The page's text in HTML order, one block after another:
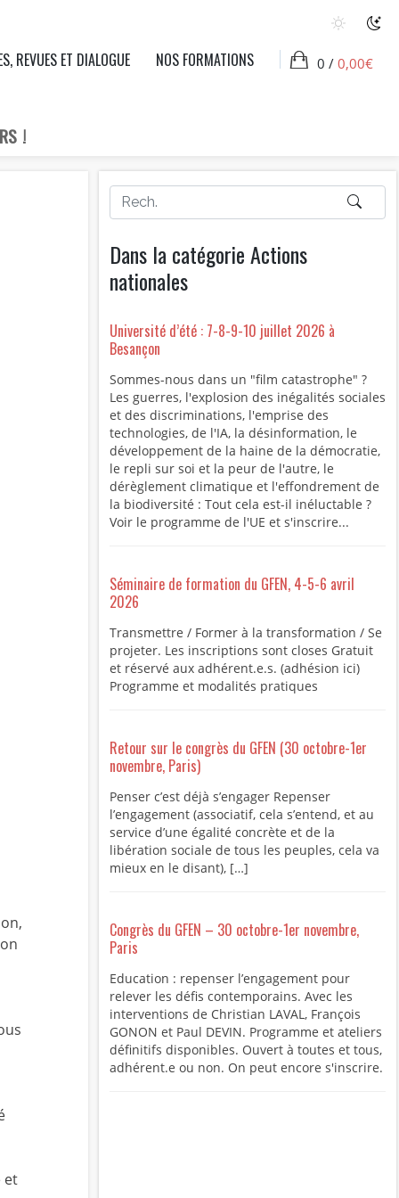
!
REVUES ET DIALOGUE NOS FORMATIONS 0 / 0,00€
et
Dans la catégorie Actions
nationales
Université d’été : 7-8-9-10 juillet 2026 à
Besançon
Sommes-nous dans un "film catastrophe" ?
Les guerres, l'explosion des inégalités sociales
et des discriminations, l'emprise des
technologies, de l'IA, la désinformation, le
développement de la haine de la démocratie,
le repli sur soi et la peur de l'autre, le
dérèglement climatique et l'effondrement de
la biodiversité : Tout cela est-il inéluctable ?
Voir le programme de l'UE et s'inscrire...
Séminaire de formation du GFEN, 4-5-6 avril
2026
Transmettre / Former à la transformation / Se
projeter. Les inscriptions sont closes Gratuit
et réservé aux adhérent.e.s. (adhésion ici)
Programme et modalités pratiques
Retour sur le congrès du GFEN (30 octobre-1er
novembre, Paris)
Penser c’est déjà s’engager Repenser
l’engagement (associatif, cela s’entend, et au
service d’une égalité concrète et de la
libération sociale de tous les peuples, cela va
mieux en le disant), […]
Congrès du GFEN – 30 octobre-1er novembre,
Paris
Education : repenser l’engagement pour
relever les défis contemporains. Avec les
interventions de Christian LAVAL, François
GONON et Paul DEVIN. Programme et ateliers
définitifs disponibles. Ouvert à toutes et tous,
adhérent.e ou non. On peut encore s'inscrire.